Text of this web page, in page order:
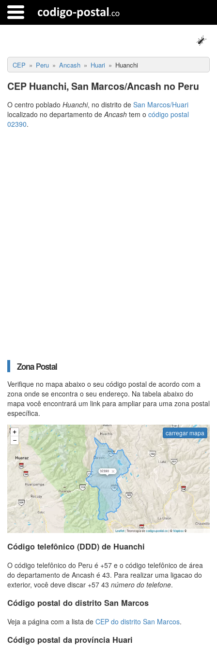
CEP Peru Ancash Huari Huanchi
CEP Huanchi, San Marcos/Ancash no Peru
O centro poblado Huanchi, no distrito de San Marcos/Huari
localizado no departamento de Ancash tem o código postal
02390.
Zona Postal
Verifique no mapa abaixo o seu código postal de acordo com a
zona onde se encontra o seu endereço. Na tabela abaixo do
mapa você encontrará um link para ampliar para uma zona postal
específica.
carregar mapa
Código telefônico (DDD) de Huanchi
O código telefônico do Peru é +57 e o código telefônico de área
do departamento de Ancash é 43. Para realizar uma ligacao do
exterior, você deve discar +57 43 número do telefone.
Código postal do distrito San Marcos
Veja a página com a lista de CEP do distrito San Marcos.
Código postal da província Huari